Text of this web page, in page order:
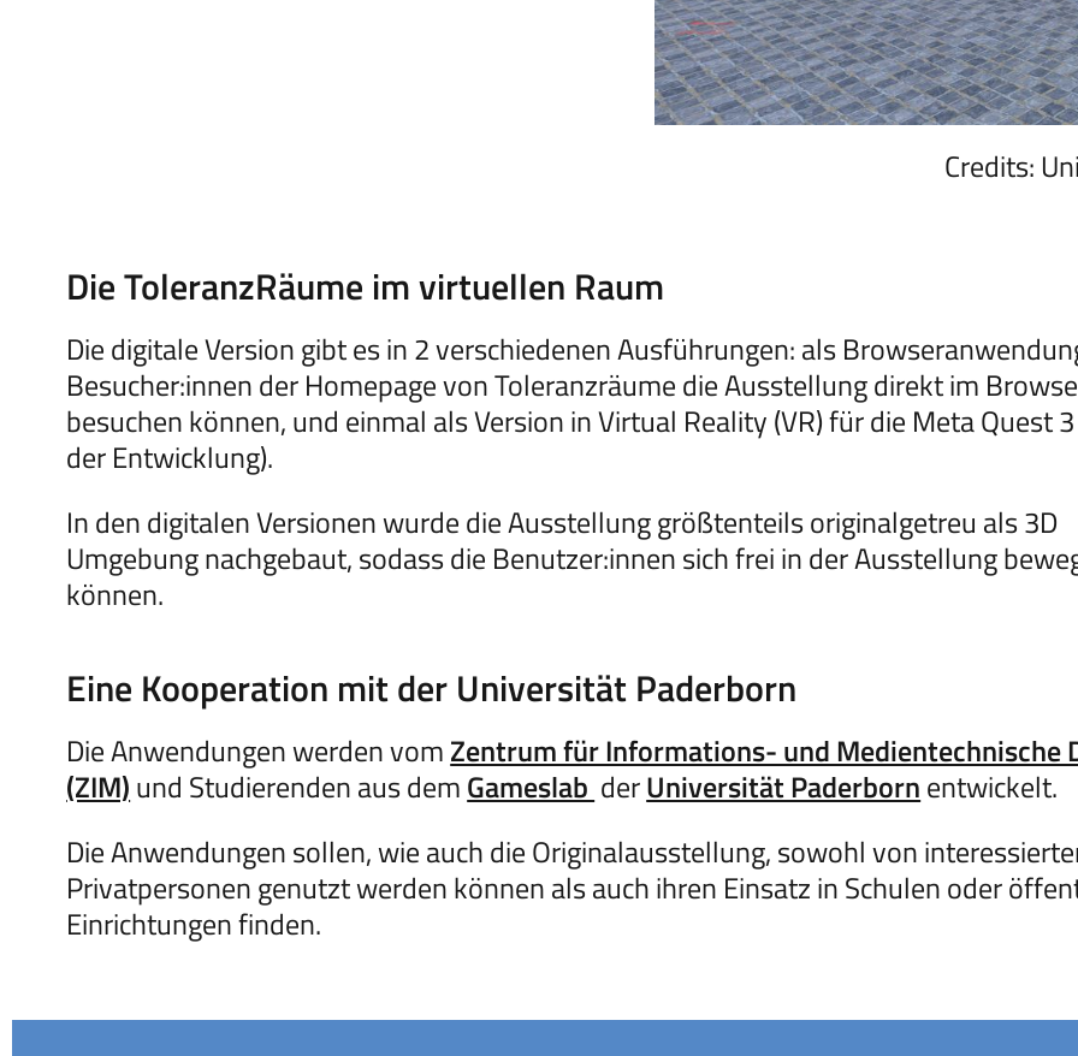
Credits:
Die ToleranzRäume im virtuellen Raum
Die digitale Version gibt es in 2 verschiedenen Ausführungen: als
Besucher:innen der Homepage von Toleranzräume die Ausstellung direkt im
besuchen können, und einmal als Version in Virtual Reality (VR) für die Meta Quest
der Entwicklung).
In den digitalen Versionen wurde die Ausstellung größtenteils originalgetreu als 3D
Umgebung nachgebaut, sodass die Benutzer:innen sich frei in der Ausstellung
können.
Eine Kooperation mit der Universität Paderborn
Die Anwendungen werden vomZentrum für Informations- und Medientechnische
(ZIM)und Studierenden aus demGameslab derUniversität Paderbornentwickelt.
Die Anwendungen sollen, wie auch die Originalausstellung, sowohl von
Privatpersonen genutzt werden können als auch ihren Einsatz in Schulen oder
Einrichtungen finden.